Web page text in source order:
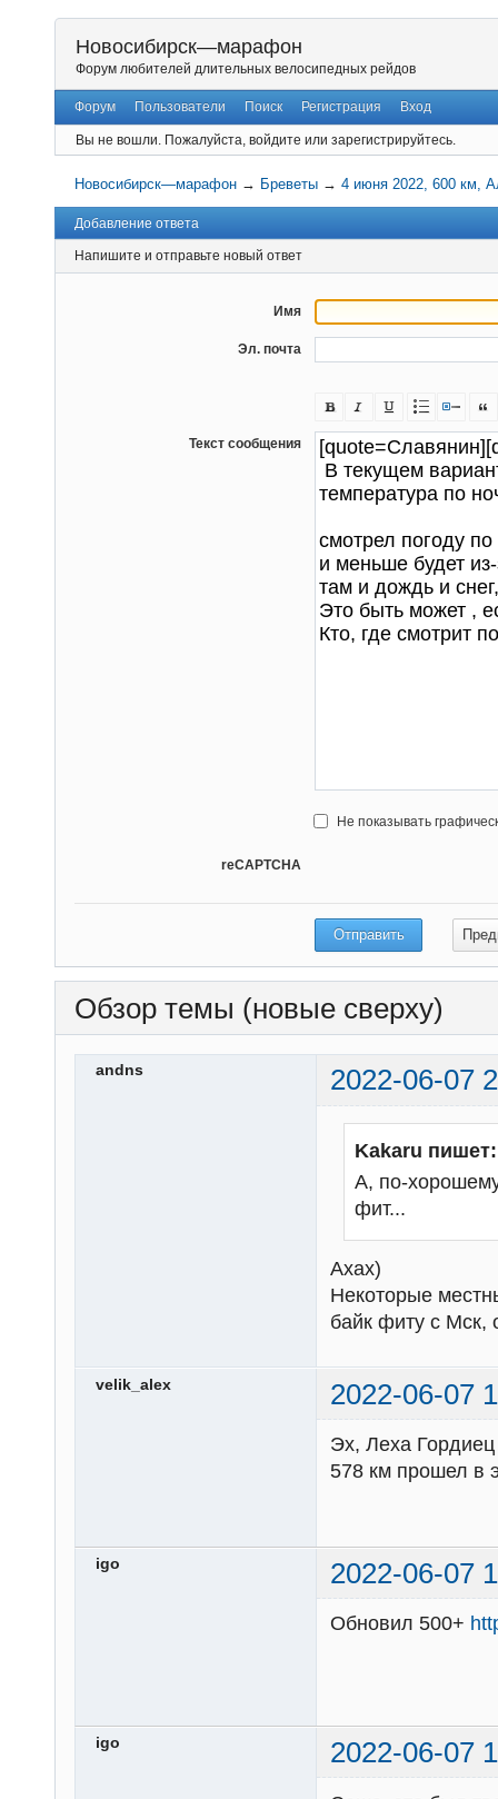
Новосибирск—марафон
Форум любителей длительных велосипедных рейдов
Форум Пользователи Поиск Регистрация Вход
Вы не вошли. Пожалуйста, войдите или зарегистрируйтесь.
Новосибирск—марафон → Бреветы →4 июня 2022, 600 км,
Добавление ответа
Напишите и отправьте новый ответ
Имя
Эл. почта
Текст сообщения
Не показывать
reCAPTCHA
Обзор темы (новые сверху)
andns 2022-06-07
Kakaru пишет:
А, по-
фит...
Ахах)
Некоторые
байк фиту с Мск,
velik_alex 2022-06-07
Эх, Леха
578 км прошел в
igo 2022-06-07
Обновил 500+
igo 2022-06-07